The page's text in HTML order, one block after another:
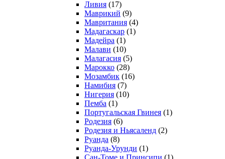
Ливия (17)
Маврикий (9)
Мавритания (4)
Мадагаскар (1)
Мадейра (1)
Малави (10)
Малагасия (5)
Марокко (28)
Мозамбик (16)
Намибия (7)
Нигерия (10)
Пемба (1)
Португальская Гвинея (1)
Родезия (6)
Родезия и Ньясаленд (2)
Руанда (8)
Руанда-Урунди (1)
Сан-Томе и Принсипи (1)